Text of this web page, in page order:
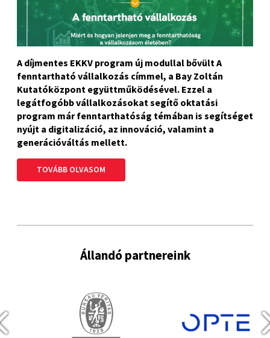
A díjmentes EKKV program új modullal bővült A
fenntartható vállalkozás címmel, a Bay Zoltán
Kutatóközpont együttműködésével. Ezzel a
legátfogóbb vállalkozásokat segítő oktatási
program már fenntarthatóság témában is segítséget
nyújt a digitalizáció, az innováció, valamint a
generációváltás mellett.
TOVÁBB OLVASOM
Állandó partnereink